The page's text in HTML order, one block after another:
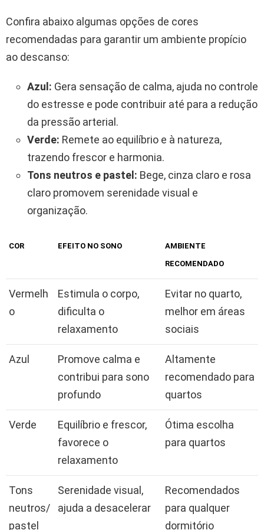
Confira abaixo algumas opções de cores
recomendadas para garantir um ambiente propício
ao descanso:
Azul: Gera sensação de calma, ajuda no controle
do estresse e pode contribuir até para a redução
da pressão arterial.
Verde: Remete ao equilíbrio e à natureza,
trazendo frescor e harmonia.
Tons neutros e pastel: Bege, cinza claro e rosa
claro promovem serenidade visual e
organização.
COR EFEITO NO SONO
AMBIENTE
RECOMENDADO
Vermelh
o
Estimula o corpo,
dificulta o
relaxamento
Evitar no quarto,
melhor em áreas
sociais
Azul
Promove calma e
contribui para sono
profundo
Altamente
recomendado para
quartos
Verde
Equilíbrio e frescor,
favorece o
relaxamento
Ótima escolha
para quartos
Tons
neutros/
pastel
Serenidade visual,
ajuda a desacelerar
Recomendados
para qualquer
dormitório